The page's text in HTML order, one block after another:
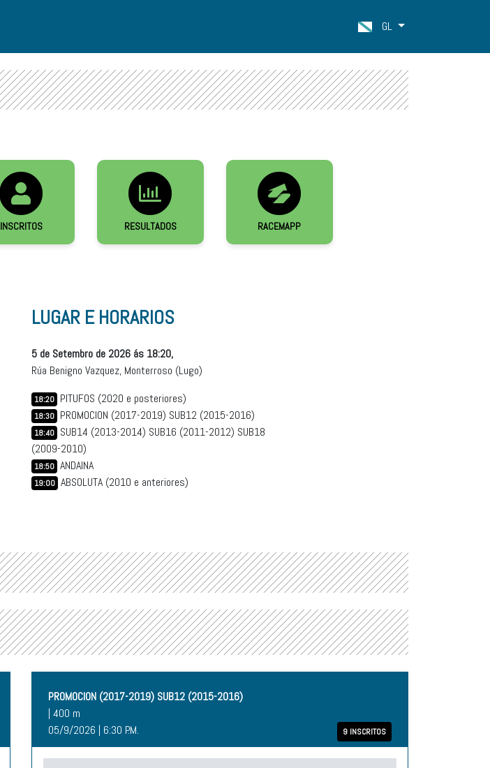
GL
INSCRITOS RESULTADOS RACEMAPP
LUGAR E HORARIOS
5 de Setembro de 2026 ás 18:20,
Rúa Benigno Vazquez, Monterroso (Lugo)
18:20 PITUFOS (2020 e posteriores)
18:30 PROMOCION (2017-2019) SUB12 (2015-2016)
18:40 SUB14 (2013-2014) SUB16 (2011-2012) SUB18
(2009-2010)
18:50 ANDAINA
19:00 ABSOLUTA (2010 e anteriores)
PROMOCION (2017-2019) SUB12 (2015-2016)
| 400 m
9 INSCRITOS
05/9/2026 | 6:30 P.M.